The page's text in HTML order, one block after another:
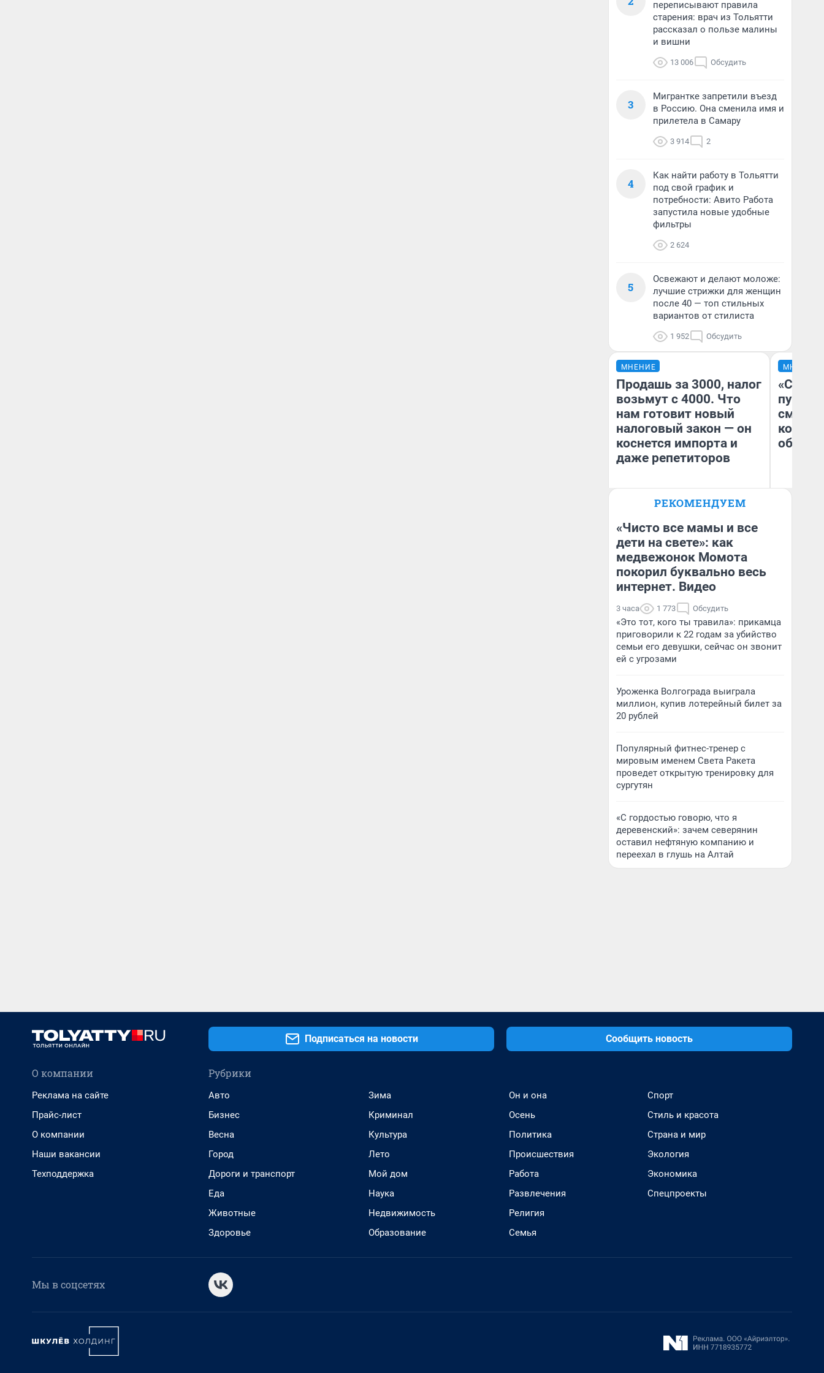
переписывают правила
старения: врач из Тольятти
рассказал о пользе малины
и вишни
13 006 Обсудить
3
Мигрантке запретили въезд
в Россию. Она сменила имя и
прилетела в Самару
3 914 2
4
Как найти работу в Тольятти
под свой график и
потребности: Авито Работа
запустила новые удобные
фильтры
2 624
5
Освежают и делают моложе:
лучшие стрижки для женщин
после 40 — топ стильных
вариантов от стилиста
1 952 Обсудить
МНЕНИЕ
Продашь за 3000, налог
возьмут с 4000. Что
нам готовит новый
налоговый закон — он
коснется импорта и
даже репетиторов
Анастасия Завгородняя
МНЕНИЕ
РЕКОМЕНДУЕМ
«Чисто все мамы и все
дети на свете»: как
медвежонок Момота
покорил буквально весь
интернет. Видео
3 часа 1 773 Обсудить
«Это тот, кого ты травила»: прикамца
приговорили к 22 годам за убийство
семьи его девушки, сейчас он звонит
ей с угрозами
Уроженка Волгограда выиграла
миллион, купив лотерейный билет за
20 рублей
Популярный фитнес-тренер с
мировым именем Света Ракета
проведет открытую тренировку для
сургутян
«С гордостью говорю, что я
деревенский»: зачем северянин
оставил нефтяную компанию и
переехал в глушь на Алтай
Подписаться на новости Сообщить новость
О компании
Реклама на сайте
Прайс-лист
О компании
Наши вакансии
Техподдержка
Рубрики
Авто
Бизнес
Весна
Город
Дороги и транспорт
Еда
Животные
Здоровье
Зима
Криминал
Культура
Лето
Мой дом
Наука
Недвижимость
Образование
Он и она
Осень
Политика
Происшествия
Работа
Развлечения
Религия
Семья
Спорт
Стиль и красота
Страна и мир
Экология
Экономика
Спецпроекты
Мы в соцсетях